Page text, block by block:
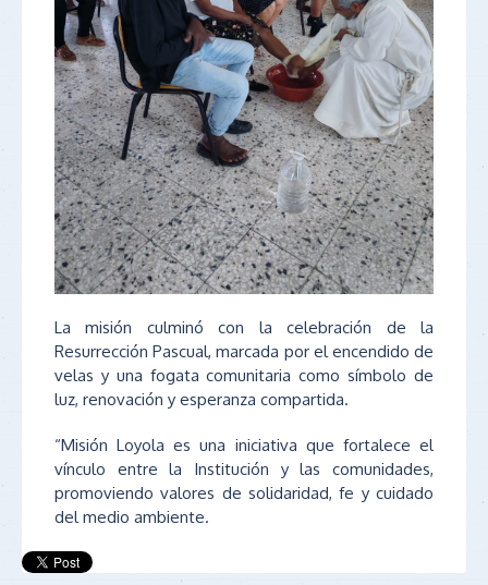
La misión culminó con la celebración de la
Resurrección Pascual, marcada por el encendido de
velas y una fogata comunitaria como símbolo de
luz, renovación y esperanza compartida.
“Misión Loyola es una iniciativa que fortalece el
vínculo entre la Institución y las comunidades,
promoviendo valores de solidaridad, fe y cuidado
del medio ambiente.